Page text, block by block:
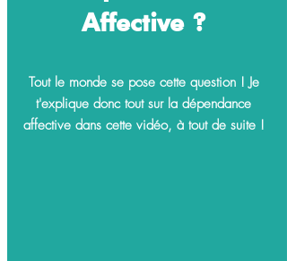
Affective ?
Tout le monde se pose cette question ! Je
t'explique donc tout sur la dépendance
affective dans cette vidéo, à tout de suite !